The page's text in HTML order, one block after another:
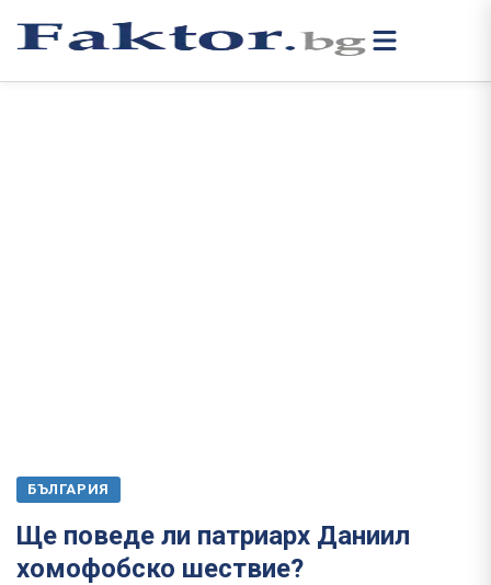
БЪЛГАРИЯ
Ще поведе ли патриарх Даниил
хомофобско шествие?